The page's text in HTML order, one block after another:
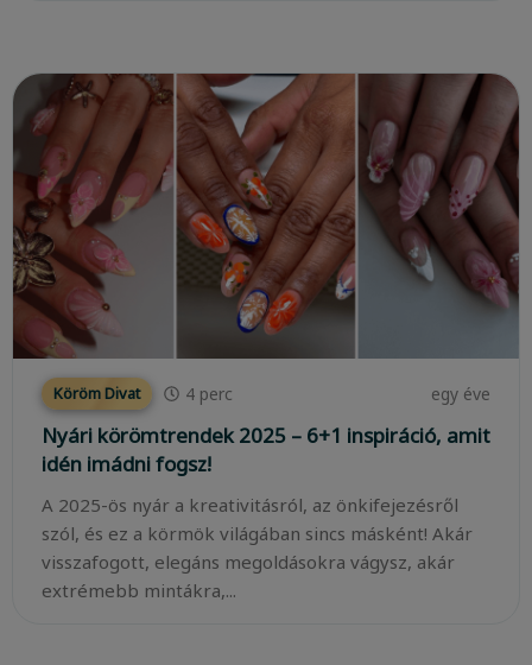
Köröm Divat 4 perc egy éve
Nyári körömtrendek 2025 – 6+1 inspiráció, amit
idén imádni fogsz!
A 2025-ös nyár a kreativitásról, az önkifejezésről
szól, és ez a körmök világában sincs másként! Akár
visszafogott, elegáns megoldásokra vágysz, akár
extrémebb mintákra,...